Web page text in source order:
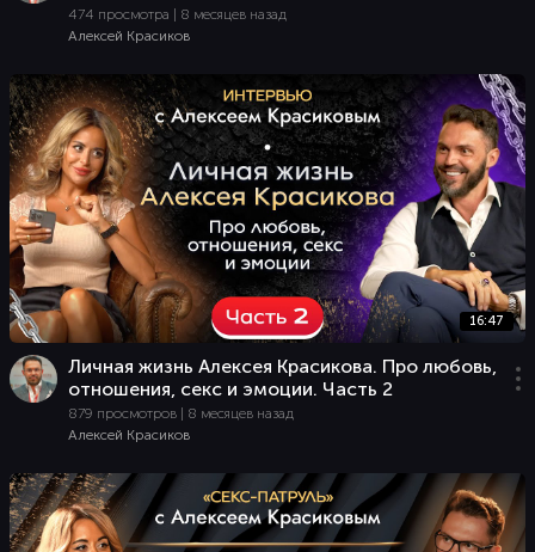
474 просмотра | 8 месяцев назад
Алексей Красиков
16:47
Личная жизнь Алексея Красикова. Про любовь,
отношения, секс и эмоции. Часть 2
879 просмотров | 8 месяцев назад
Алексей Красиков